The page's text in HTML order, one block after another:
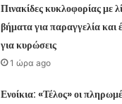
Πινακίδες κυκλοφορίας με
βήματα για παραγγελία και
για κυρώσεις
1 ώρα ago
Ενοίκια: «Τέλος» οι